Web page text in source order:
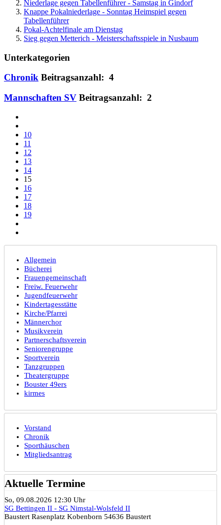
Niederlage gegen Tabellenführer - Samstag in Gindorf
Knappe Pokalniederlage - Sonntag Heimspiel gegen
Tabellenführer
Pokal-Achtelfinale am Dienstag
Sieg gegen Metterich - Meisterschaftsspiele in Nusbaum
Unterkategorien
Chronik Beitragsanzahl: 4
Mannschaften SV Beitragsanzahl: 2
10
11
12
13
14
15
16
17
18
19
Allgemein
Bücherei
Frauengemeinschaft
Freiw. Feuerwehr
Jugendfeuerwehr
Kindertagesstätte
Kirche/Pfarrei
Männerchor
Musikverein
Partnerschaftsverein
Seniorengruppe
Sportverein
Tanzgruppen
Theatergruppe
Bouster 49ers
kirmes
Vorstand
Chronik
Sporthäuschen
Mitgliedsantrag
Aktuelle Termine
So, 09.08.2026 12:30 Uhr
SG Bettingen II - SG Nimstal-Wolsfeld II
Baustert Rasenplatz Kobenborn 54636 Baustert